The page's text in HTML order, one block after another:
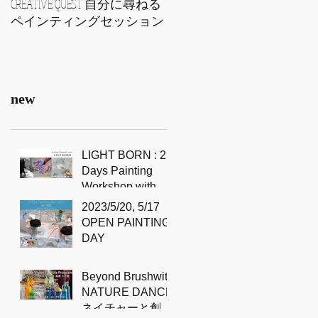
CREATIVE QUEST 自分に尋ねる
ペインティングセッション
new
LIGHT BORN : 2
Days Painting
Workshop with
Sidd Murray-Clark
2023/5/20, 5/17
OPEN PAINTING
DAY
Beyond Brushwith
NATURE DANCE
ネイチャーと創造